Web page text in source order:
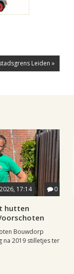
Leiden »
17:14 0
hutten
Bouwdorp
na 2019 stilletjes ter